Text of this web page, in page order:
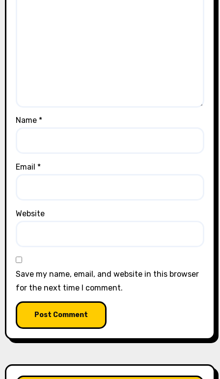
Name *
Email *
Website
Save my name, email, and website in this browser
for the next time I comment.